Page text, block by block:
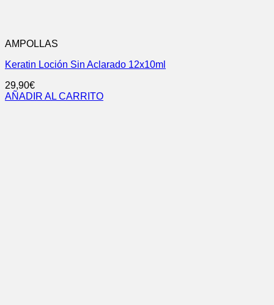
AMPOLLAS
Keratin Loción Sin Aclarado 12x10ml
29,90€
AÑADIR AL CARRITO